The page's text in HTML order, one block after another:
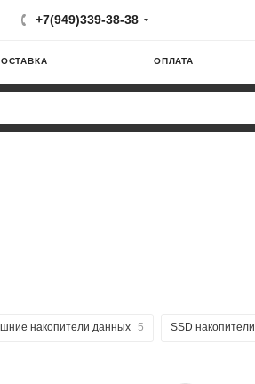
+7(949)339-38-38
ОПЛАТА
накопители данных 5 SSD накопители